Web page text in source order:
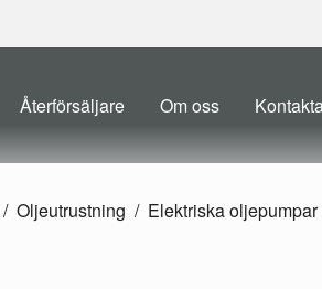
Återförsäljare Om oss
Oljeutrustning Elektriska oljepumpar